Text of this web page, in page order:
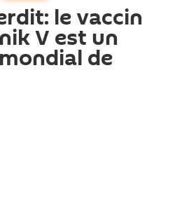
le vaccin
V est un
de